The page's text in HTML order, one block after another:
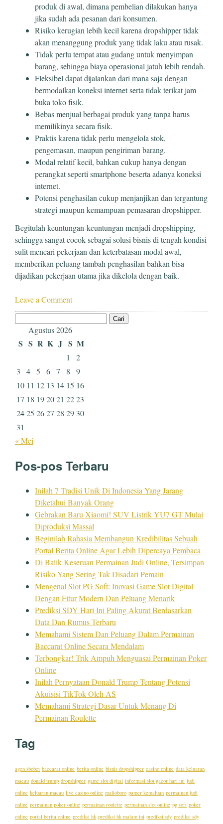
produk di awal, dimana pembelian dilakukan hanya
jika sudah ada pesanan dari konsumen.
Risiko kerugian lebih kecil karena dropshipper tidak
akan menanggung produk yang tidak laku atau rusak.
Tidak perlu tempat atau gudang untuk menyimpan
barang, sehingga biaya operasional jatuh lebih rendah.
Fleksibel dapat dijalankan dari mana saja dengan
bermodalkan koneksi internet serta tidak terikat jam
buka toko fisik.
Bebas menjual berbagai produk yang tanpa harus
memilikinya secara fisik.
Praktis karena tidak perlu mengelola stok,
pengemasan, maupun pengiriman barang.
Modal relatif kecil, bahkan cukup hanya dengan
perangkat seperti smartphone beserta adanya koneksi
internet.
Potensi penghasilan cukup menjanjikan dan tergantung
strategi maupun kemampuan pemasaran dropshipper.
Begitulah keuntungan-keuntungan menjadi dropshipping,
sehingga sangat cocok sebagai solusi bisnis di tengah kondisi
sulit mencari pekerjaan dan keterbatasan modal awal,
memberikan peluang tambah penghasilan bahkan bisa
dijadikan pekerjaan utama jika dikelola dengan baik.
Leave a Comment
Cari
untuk:Agustus 2026
S S R K J S M
1
2
3
4 5 6 7 8
9
10 11 12 13 14 15 16
17 18 192021 2223
2425 2627 28 29 30
31
« Mei
Pos-pos Terbaru
Inilah 7 Tradisi Unik Di Indonesia Yang Jarang
Diketahui Banyak Orang
Gebrakan Baru Xiaomi! SUV Listrik YU7 GT Mulai
Diproduksi Massal
Beginilah Rahasia Membangun Kredibilitas Sebuah
Portal Berita Online Agar Lebih Dipercaya Pembaca
Di Balik Keseruan Permainan Judi Online, Tersimpan
Risiko Yang Sering Tak Disadari Pemain
Mengenal Slot PG Soft: Inovasi Game Slot Digital
Dengan Fitur Modern Dan Peluang Menarik
Prediksi SDY Hari Ini Paling Akurat Berdasarkan
Data Dan Rumus Terbaru
Memahami Sistem Dan Peluang Dalam Permainan
Baccarat Online Secara Mendalam
Terbongkar! Trik Ampuh Menguasai Permainan Poker
Online
Inilah Pernyataan Donald Trump Tentang Potensi
Akuisisi TikTok Oleh AS
Memahami Strategi Dasar Untuk Menang Di
Permainan Roulette
Tag
agen sbobet baccarat online berita online bisnis dropshipper casino online data keluaran
macau donald trump dropshipper game slot digital informasi slot gacor hari ini judi
online keluaran macau live casino online malioboro pamer kemaluan permainan judi
online permainan poker online permainan roulette permainan slot online pg soft poker
online portal berita online prediksi hk prediksi hk malam ini prediksi sdy prediksi sdy